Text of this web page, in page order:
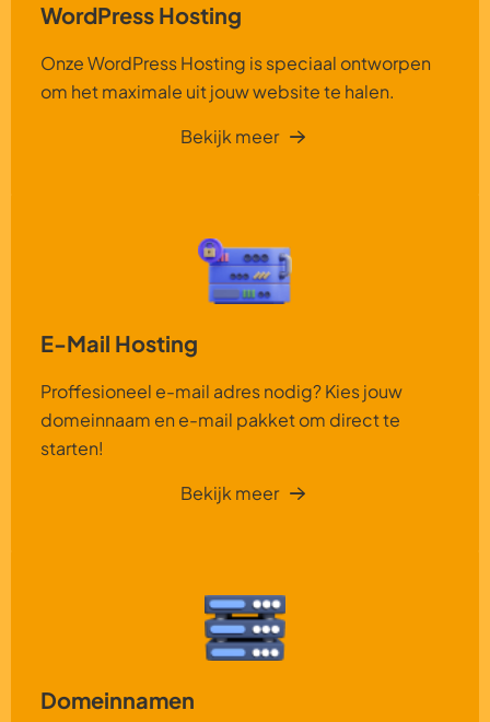
WordPress Hosting
Onze WordPress Hosting is speciaal ontworpen
om het maximale uit jouw website te halen.
Bekijk meer
E-Mail Hosting
Proffesioneel e-mail adres nodig? Kies jouw
domeinnaam en e-mail pakket om direct te
starten!
Bekijk meer
Domeinnamen